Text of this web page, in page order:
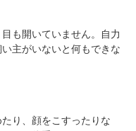
も開いていません。自力
主がいないと何もできな
り、顔をこすったりな